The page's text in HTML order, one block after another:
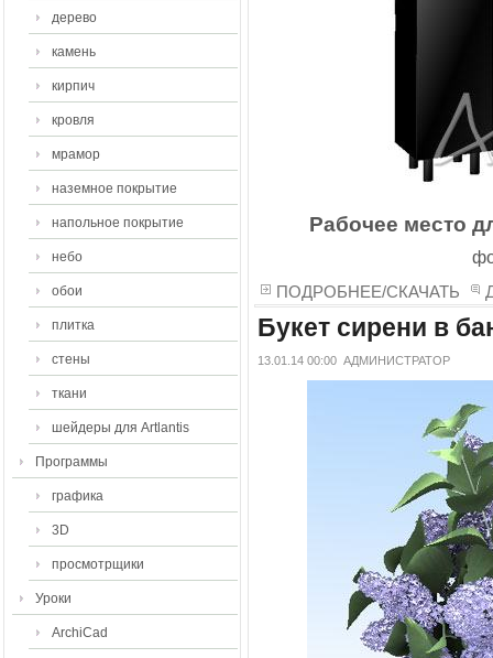
дерево
камень
кирпич
кровля
мрамор
наземное покрытие
напольное покрытие
небо
обои
плитка
стены
ткани
шейдеры для Artlantis
Программы
графика
3D
просмотрщики
Уроки
ArchiCad
Рабочее место
ПОДРОБНЕЕ/СКАЧАТЬ
Букет сирени в
13.01.14 00:00 АДМИНИСТРАТОР